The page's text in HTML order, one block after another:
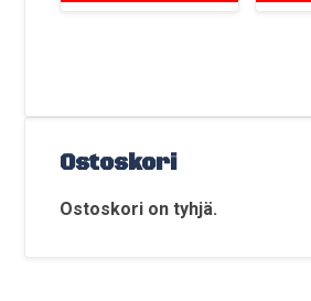
Ostoskori
Ostoskori on tyhjä.